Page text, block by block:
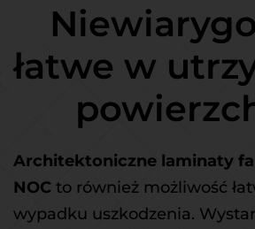
łatwe w
Architektoniczne laminaty
NOC to również możliwość
wypadku uszkodzenia.